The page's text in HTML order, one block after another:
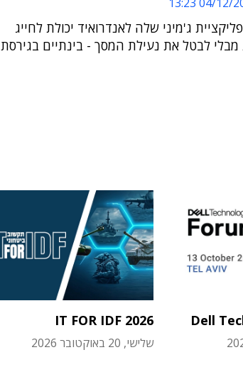
ג'מיני שלה לאנדרואיד יכולת לחייג
מבלי לבטל את נעילת המסך - בינתיים בגירסת
Dell
IT FOR IDF 2026
שלישי, 20 באוקטובר 2026